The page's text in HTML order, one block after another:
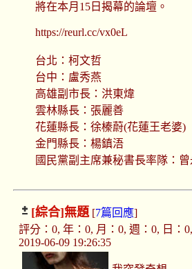
將在本月15日揭幕的論壇。
https://reurl.cc/vx0eL
台北：柯文哲
台中：盧秀燕
高雄副市長：洪東煒
雲林縣長：張麗善
花蓮縣長：徐榛蔚(花蓮王老婆)
金門縣長：楊鎮浯
國民黨副主席兼秘書長率隊：
[綜合]無題[7篇回應]
評分：0, 年：0, 月：0, 週：0, 日：
2019-06-09 19:26:35